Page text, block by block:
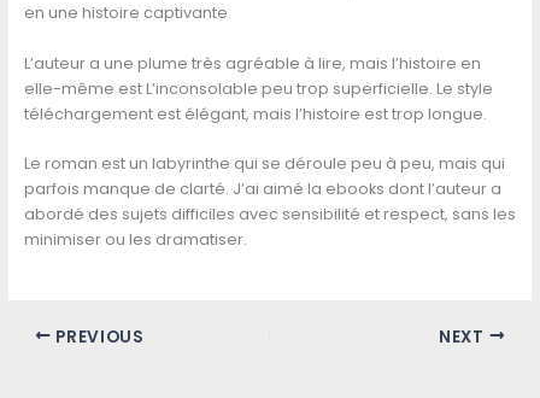
en une histoire captivante.
L’auteur a une plume très agréable à lire, mais l’histoire en
elle-même est L’inconsolable peu trop superficielle. Le style
téléchargement est élégant, mais l’histoire est trop longue.
Le roman est un labyrinthe qui se déroule peu à peu, mais qui
parfois manque de clarté. J’ai aimé la ebooks dont l’auteur a
abordé des sujets difficiles avec sensibilité et respect, sans les
minimiser ou les dramatiser.
PREVIOUS NEXT